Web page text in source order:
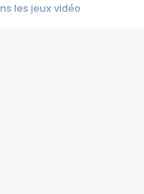
les jeux vidéo